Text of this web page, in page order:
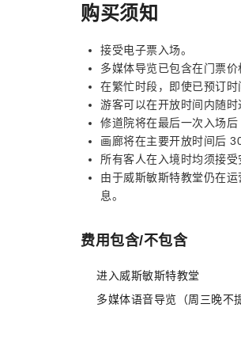
购买须知
接受电子票入场。
多媒体导览已包含在门票
在繁忙时段，即使已预订时
游客可以在开放时间内随
修道院将在最后一次入场后
画廊将在主要开放时间后
所有客人在入境时均须接受
由于威斯敏斯特教堂仍在
息。
费用包含/不包含
进入威斯敏斯特教堂
多媒体语音导览（周三晚不